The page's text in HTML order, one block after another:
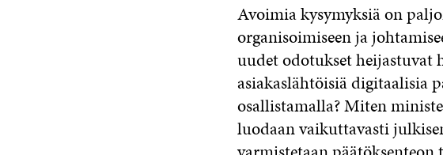
Avoimia kysymyksiä on
organisoimiseen ja
uudet odotukset
asiakaslähtöisiä digitaalisia
osallistamalla? Miten
luodaan vaikuttavasti